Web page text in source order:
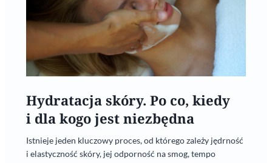
Hydratacja skóry. Po co, kiedy
i dla kogo jest niezbędna
Istnieje jeden kluczowy proces, od którego zależy jędrność
i elastyczność skóry, jej odporność na smog, tempo